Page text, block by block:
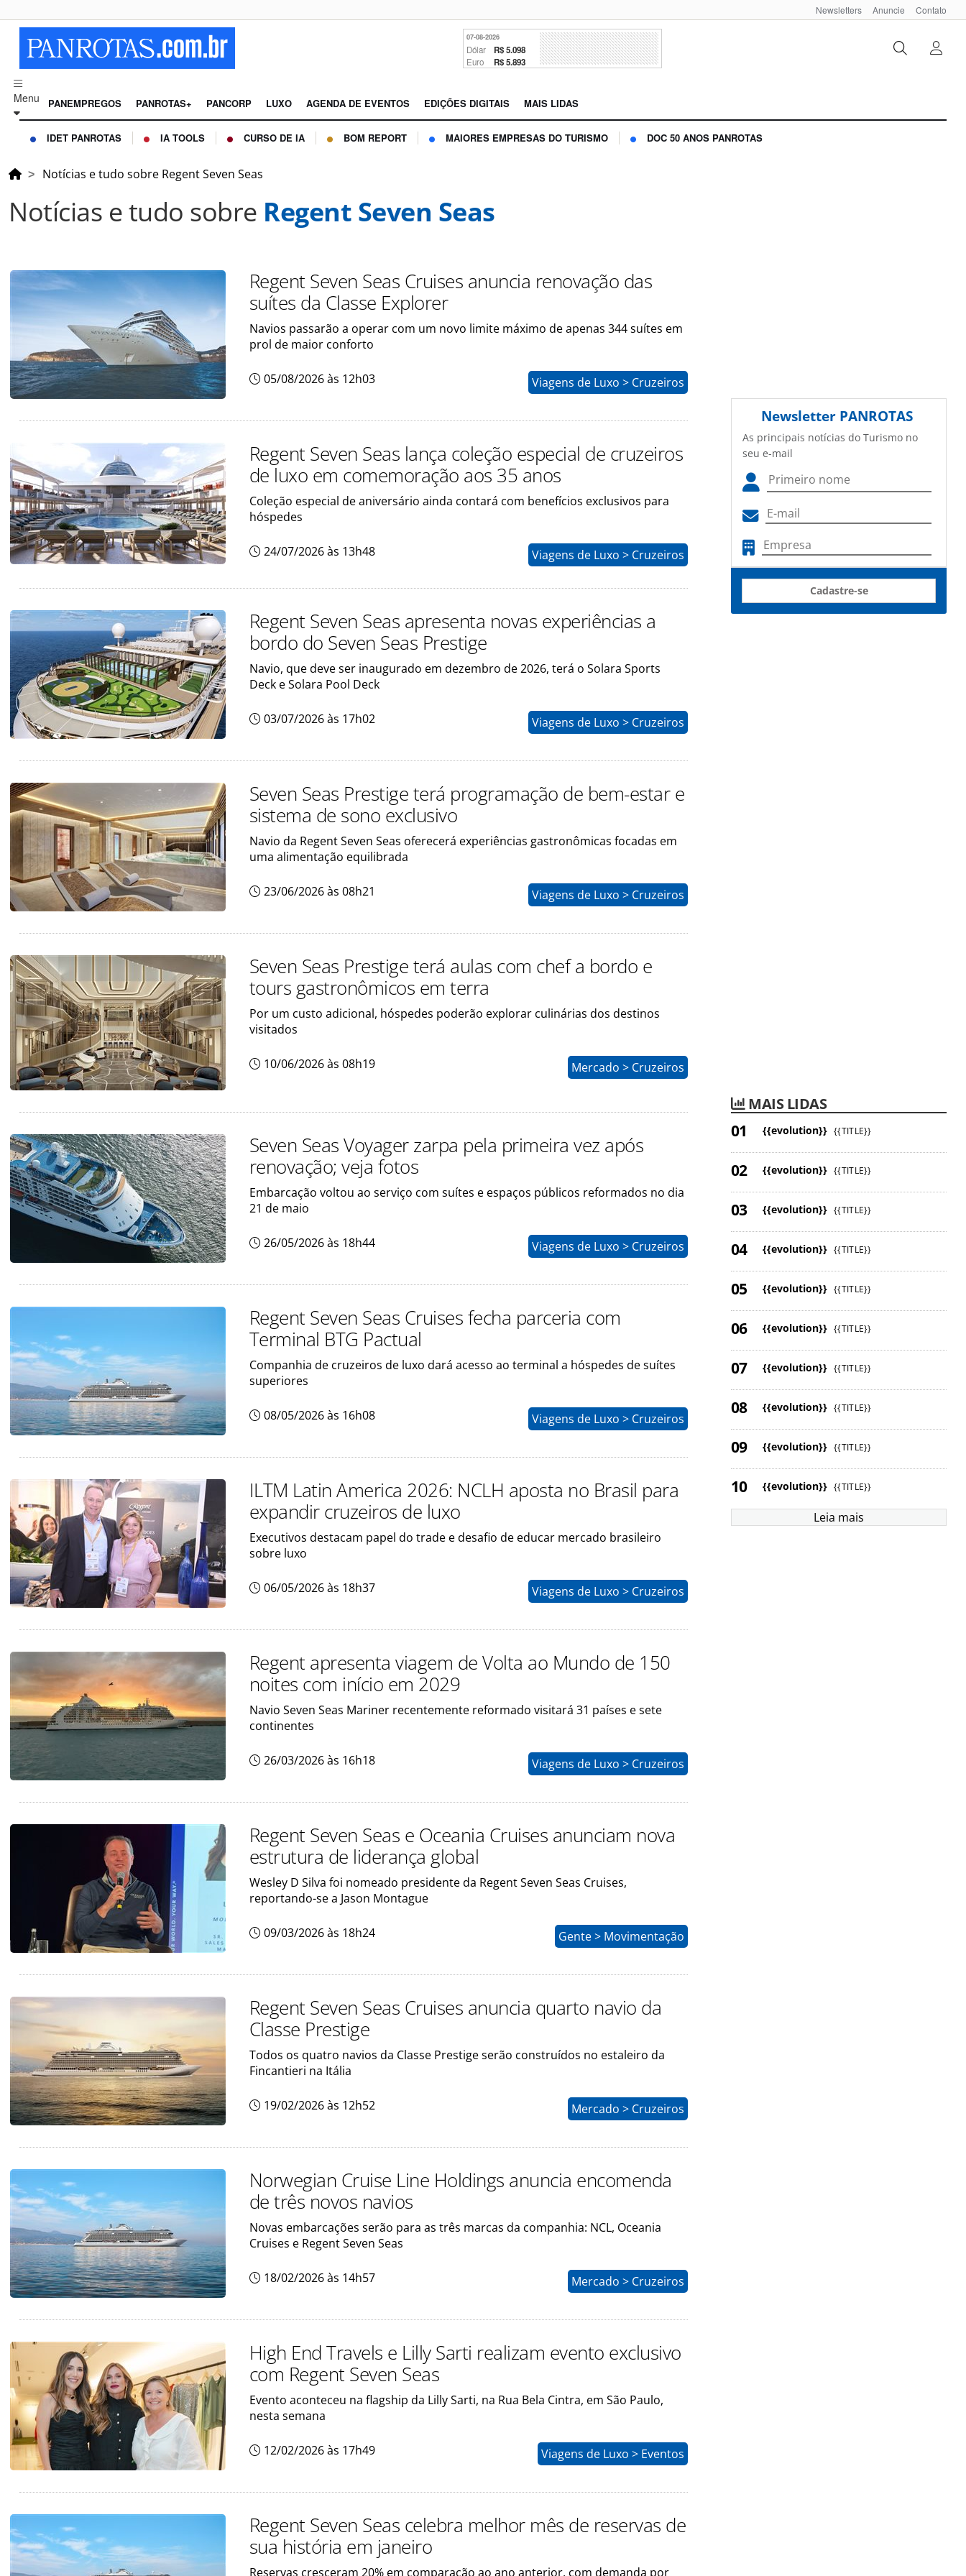
Newsletters Anuncie Contato
07-08-2026
Dólar R$ 5.098
Euro R$ 5.893
Menu PANEMPREGOS PANROTAS+ PANCORP LUXO AGENDA DE EVENTOS EDIÇÕES DIGITAIS MAIS LIDAS
IDET PANROTAS IA TOOLS CURSO DE IA BOM REPORT MAIORES EMPRESAS DO TURISMO DOC 50 ANOS PANROTAS
Notícias e tudo sobre Regent Seven Seas
Notícias e tudo sobre Regent Seven Seas
Regent Seven Seas Cruises anuncia renovação das
suítes da Classe Explorer
Navios passarão a operar com um novo limite máximo de apenas 344 suítes em
prol de maior conforto
05/08/2026 às 12h03 Viagens de Luxo > Cruzeiros
Regent Seven Seas lança coleção especial de cruzeiros
de luxo em comemoração aos 35 anos
Coleção especial de aniversário ainda contará com benefícios exclusivos para
hóspedes
24/07/2026 às 13h48 Viagens de Luxo > Cruzeiros
Regent Seven Seas apresenta novas experiências a
bordo do Seven Seas Prestige
Navio, que deve ser inaugurado em dezembro de 2026, terá o Solara Sports
Deck e Solara Pool Deck
03/07/2026 às 17h02 Viagens de Luxo > Cruzeiros
Seven Seas Prestige terá programação de bem-estar e
sistema de sono exclusivo
Navio da Regent Seven Seas oferecerá experiências gastronômicas focadas em
uma alimentação equilibrada
23/06/2026 às 08h21 Viagens de Luxo > Cruzeiros
Seven Seas Prestige terá aulas com chef a bordo e
tours gastronômicos em terra
Por um custo adicional, hóspedes poderão explorar culinárias dos destinos
visitados
10/06/2026 às 08h19 Mercado > Cruzeiros
Seven Seas Voyager zarpa pela primeira vez após
renovação; veja fotos
Embarcação voltou ao serviço com suítes e espaços públicos reformados no dia
21 de maio
26/05/2026 às 18h44 Viagens de Luxo > Cruzeiros
Regent Seven Seas Cruises fecha parceria com
Terminal BTG Pactual
Companhia de cruzeiros de luxo dará acesso ao terminal a hóspedes de suítes
superiores
08/05/2026 às 16h08 Viagens de Luxo > Cruzeiros
ILTM Latin America 2026: NCLH aposta no Brasil para
expandir cruzeiros de luxo
Executivos destacam papel do trade e desafio de educar mercado brasileiro
sobre luxo
06/05/2026 às 18h37 Viagens de Luxo > Cruzeiros
Regent apresenta viagem de Volta ao Mundo de 150
noites com início em 2029
Navio Seven Seas Mariner recentemente reformado visitará 31 países e sete
continentes
26/03/2026 às 16h18 Viagens de Luxo > Cruzeiros
Regent Seven Seas e Oceania Cruises anunciam nova
estrutura de liderança global
Wesley D Silva foi nomeado presidente da Regent Seven Seas Cruises,
reportando-se a Jason Montague
09/03/2026 às 18h24 Gente > Movimentação
Regent Seven Seas Cruises anuncia quarto navio da
Classe Prestige
Todos os quatro navios da Classe Prestige serão construídos no estaleiro da
Fincantieri na Itália
19/02/2026 às 12h52 Mercado > Cruzeiros
Norwegian Cruise Line Holdings anuncia encomenda
de três novos navios
Novas embarcações serão para as três marcas da companhia: NCL, Oceania
Cruises e Regent Seven Seas
18/02/2026 às 14h57 Mercado > Cruzeiros
High End Travels e Lilly Sarti realizam evento exclusivo
com Regent Seven Seas
Evento aconteceu na flagship da Lilly Sarti, na Rua Bela Cintra, em São Paulo,
nesta semana
12/02/2026 às 17h49 Viagens de Luxo > Eventos
Regent Seven Seas celebra melhor mês de reservas de
sua história em janeiro
Reservas cresceram 20% em comparação ao ano anterior, com demanda por
Newsletter PANROTAS
As principais notícias do Turismo no
seu e-mail
Cadastre-se
MAIS LIDAS
{{evolution}} {{TITLE}}
{{evolution}} {{TITLE}}
{{evolution}} {{TITLE}}
{{evolution}} {{TITLE}}
{{evolution}} {{TITLE}}
{{evolution}} {{TITLE}}
{{evolution}} {{TITLE}}
{{evolution}} {{TITLE}}
{{evolution}} {{TITLE}}
{{evolution}} {{TITLE}}
Leia mais